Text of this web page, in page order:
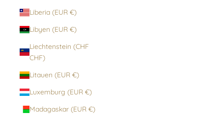
Liberia (EUR €)
Libyen (EUR €)
Liechtenstein (CHF
CHF)
Litauen (EUR €)
Luxemburg (EUR €)
Madagaskar (EUR €)